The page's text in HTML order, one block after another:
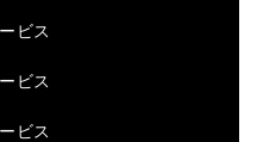
ビス
ビス
ビス